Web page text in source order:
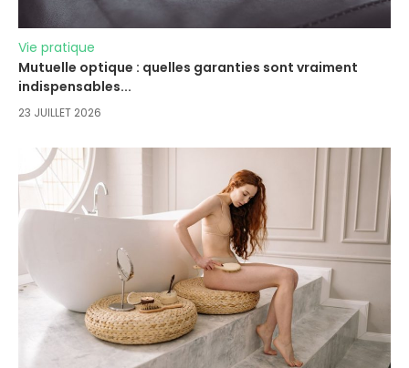
Vie pratique
Mutuelle optique : quelles garanties sont vraiment
indispensables...
23 JUILLET 2026